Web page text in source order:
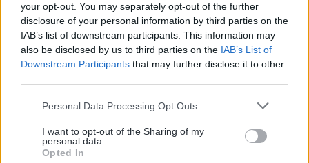
your opt-out. You may separately opt-out of the further
disclosure of your personal information by third parties on the
IAB’s list of downstream participants. This information may
also be disclosed by us to third parties on the IAB’s List of
Downstream Participants that may further disclose it to other
Personal Data Processing Opt Outs
I want to opt-out of the Sharing of my
personal data.
Opted In
Informez vos clients que leur véhicule a
été réparé et qu’ils n’ont plus qu’à venir
le chercher :
le récupérer dès aujourd’hui.
Ouverture du lundi au samedi de 8h à
19h. À bientôt.”